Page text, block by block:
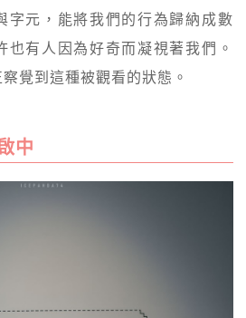
字元，能將我們的行為歸納成數
也有人因為好奇而凝視著我們。
覺到這種被觀看的狀態。
中